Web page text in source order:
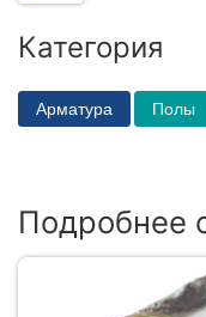
Категория
Арматура Полы
Подробнее